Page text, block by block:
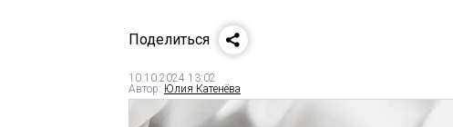
Поделиться
10.10.2024 13:02
Автор: Юлия Катенёва